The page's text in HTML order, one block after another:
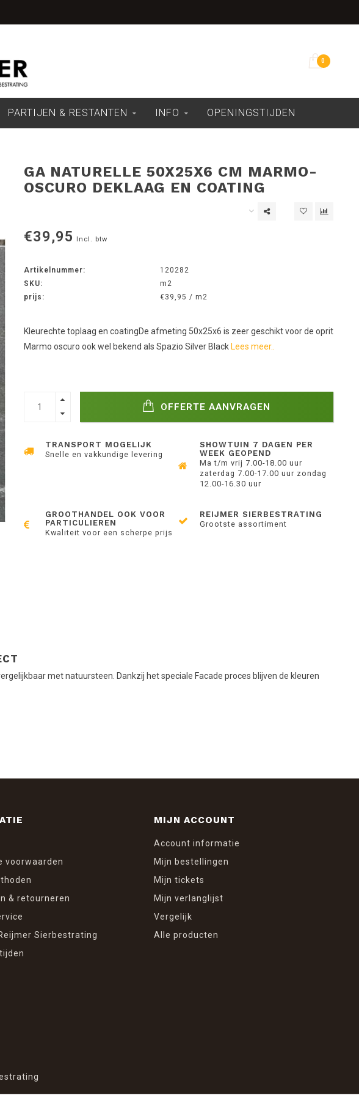
0
PARTIJEN & RESTANTEN INFO OPENINGSTIJDEN
GA NATURELLE 50X25X6 CM MARMO-
OSCURO DEKLAAG EN COATING
€39,95 Incl. btw
Artikelnummer:
120282
SKU:
m2
prijs:
€39,95 / m2
Kleurechte toplaag en coatingDe afmeting 50x25x6 is zeer geschikt voor de oprit
Marmo oscuro ook wel bekend als Spazio Silver Black Lees meer..
OFFERTE AANVRAGEN
TRANSPORT MOGELIJK
Snelle en vakkundige levering
SHOWTUIN 7 DAGEN PER
WEEK GEOPEND
Ma t/m vrij 7.00-18.00 uur
zaterdag 7.00-17.00 uur zondag
12.00-16.30 uur
GROOTHANDEL OOK VOOR
PARTICULIEREN
Kwaliteit voor een scherpe prijs
REIJMER SIERBESTRATING
Grootste assortiment
met natuursteen. Dankzij het speciale Facade proces blijven de kleuren
voorwaarden
& retourneren
Sierbestrating
MIJN ACCOUNT
Account informatie
Mijn bestellingen
Mijn tickets
Mijn verlanglijst
Vergelijk
Alle producten